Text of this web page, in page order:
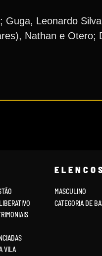
Guga, Leonardo
Nathan e Otero;
VILA
MASCULINO
CATEGORIA DE